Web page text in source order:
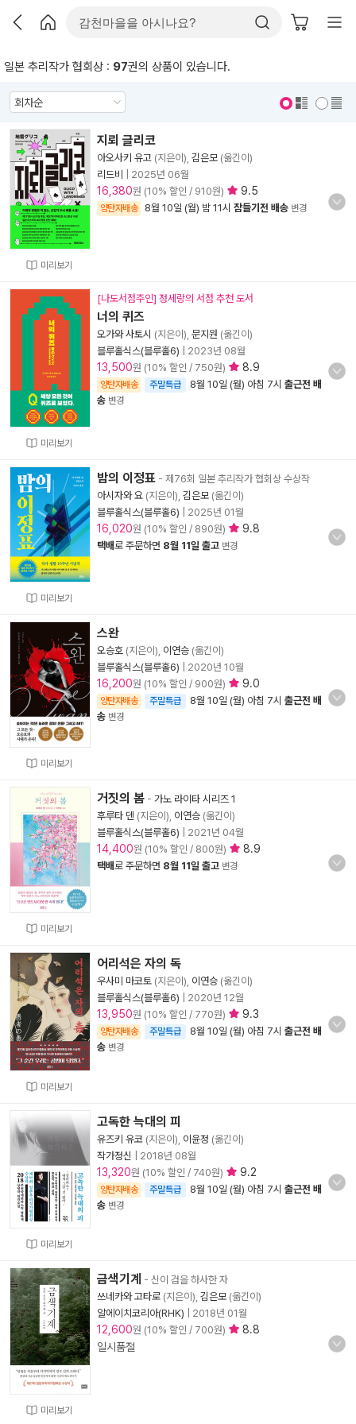
일본 추리작가 협회상 : 97권의 상품이 있습니다.
미리보기
지뢰 글리코
아오사키 유고 (지은이), 김은모 (옮긴이)
리드비
2025년 06월
16,380원 (10% 할인 / 910원) 9.5
양탄자배송 8월 10일 (월) 밤 11시 잠들기전 배송 변경
미리보기
[나도서점주인] 정세랑의 서점 추천 도서
너의 퀴즈
오가와 사토시 (지은이), 문지원 (옮긴이)
블루홀식스(블루홀6)
2023년 08월
13,500원 (10% 할인 / 750원) 8.9
양탄자배송 주말특급 8월 10일 (월) 아침 7시 출근전 배
송 변경
미리보기
밤의 이정표 - 제76회 일본 추리작가 협회상 수상작
아시자와 요 (지은이), 김은모 (옮긴이)
블루홀식스(블루홀6)
2025년 01월
16,020원 (10% 할인 / 890원) 9.8
택배로 주문하면 8월 11일 출고 변경
미리보기
스완
오승호 (지은이), 이연승 (옮긴이)
블루홀식스(블루홀6)
2020년 10월
16,200원 (10% 할인 / 900원) 9.0
양탄자배송 주말특급 8월 10일 (월) 아침 7시 출근전 배
송 변경
미리보기
거짓의 봄 - 가노 라이타 시리즈 1
후루타 덴 (지은이), 이연승 (옮긴이)
블루홀식스(블루홀6)
2021년 04월
14,400원 (10% 할인 / 800원) 8.9
택배로 주문하면 8월 11일 출고 변경
미리보기
어리석은 자의 독
우사미 마코토 (지은이), 이연승 (옮긴이)
블루홀식스(블루홀6)
2020년 12월
13,950원 (10% 할인 / 770원) 9.3
양탄자배송 주말특급 8월 10일 (월) 아침 7시 출근전 배
송 변경
미리보기
고독한 늑대의 피
유즈키 유코 (지은이), 이윤정 (옮긴이)
작가정신
2018년 08월
13,320원 (10% 할인 / 740원) 9.2
양탄자배송 주말특급 8월 10일 (월) 아침 7시 출근전 배
송 변경
미리보기
금색기계 - 신이 검을 하사한 자
쓰네카와 고타로 (지은이), 김은모 (옮긴이)
알에이치코리아(RHK)
2018년 01월
12,600원 (10% 할인 / 700원)
8.8
일시품절